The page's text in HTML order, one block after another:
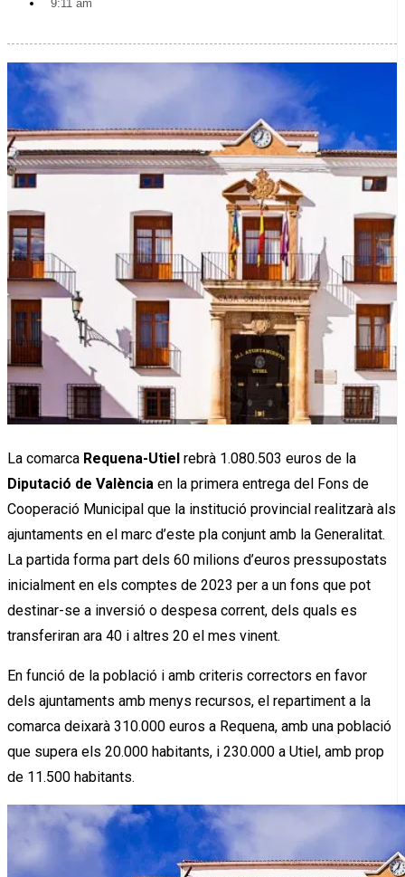
9:11 am
La comarca Requena-Utiel rebrà 1.080.503 euros de la
Diputació de València en la primera entrega del Fons de
Cooperació Municipal que la institució provincial realitzarà als
ajuntaments en el marc d’este pla conjunt amb la Generalitat.
La partida forma part dels 60 milions d’euros pressupostats
inicialment en els comptes de 2023 per a un fons que pot
destinar-se a inversió o despesa corrent, dels quals es
transferiran ara 40 i altres 20 el mes vinent.
En funció de la població i amb criteris correctors en favor
dels ajuntaments amb menys recursos, el repartiment a la
comarca deixarà 310.000 euros a Requena, amb una població
que supera els 20.000 habitants, i 230.000 a Utiel, amb prop
de 11.500 habitants.